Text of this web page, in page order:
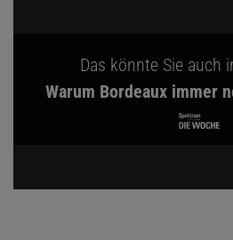
Das könnte Sie auch
Warum Bordeaux immer